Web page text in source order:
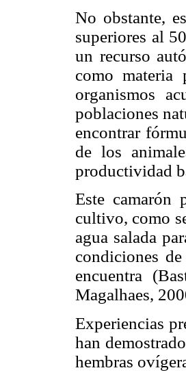
No obstante,
superiores al
un recurso
como materia
organismos
poblaciones
encontrar
de los
productividad
Este camarón
cultivo, como
agua salada
condiciones
encuentra
Magalhaes,
Experiencias
han
hembras